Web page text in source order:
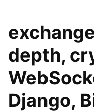
depth,
Django,